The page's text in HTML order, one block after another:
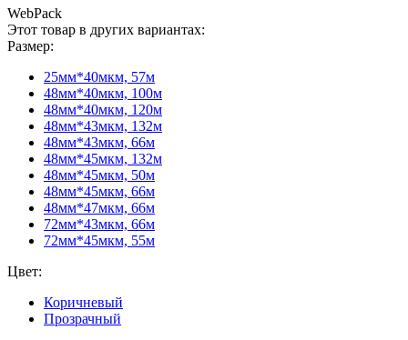
WebPack
Этот товар в других вариантах:
Размер:
25мм*40мкм, 57м
48мм*40мкм, 100м
48мм*40мкм, 120м
48мм*43мкм, 132м
48мм*43мкм, 66м
48мм*45мкм, 132м
48мм*45мкм, 50м
48мм*45мкм, 66м
48мм*47мкм, 66м
72мм*43мкм, 66м
72мм*45мкм, 55м
Цвет:
Коричневый
Прозрачный